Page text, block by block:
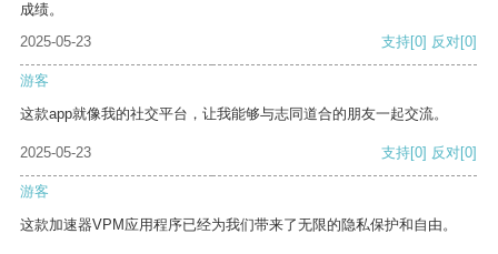
成绩。
2025-05-23
支持[0] 反对[0]
游客
这款app就像我的社交平台，让我能够与志同道合的朋友一起交流。
2025-05-23 支持[0] 反对[0]
游客
这款加速器VPM应用程序已经为我们带来了无限的隐私保护和自由。